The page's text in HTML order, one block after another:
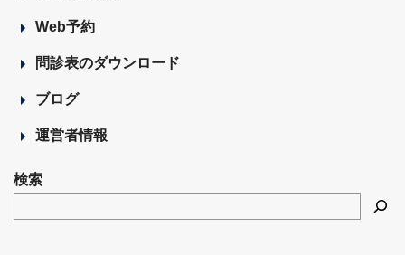
Web予約
問診表のダウンロード
ブログ
運営者情報
検索